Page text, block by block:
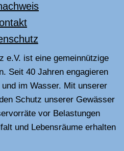
e.V. ist eine gemeinnützige
Seit 40 Jahren engagieren
im Wasser. Mit unserer
Schutz unserer Gewässer
vor Belastungen
und Lebensräume erhalten